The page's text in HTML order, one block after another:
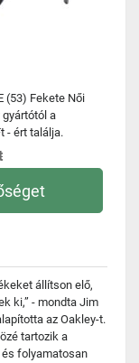
(53) Fekete Női
a
- ért találja.
állítson elő,
ki,” - mondta Jim
az Oakley-t.
tartozik a
folyamatosan